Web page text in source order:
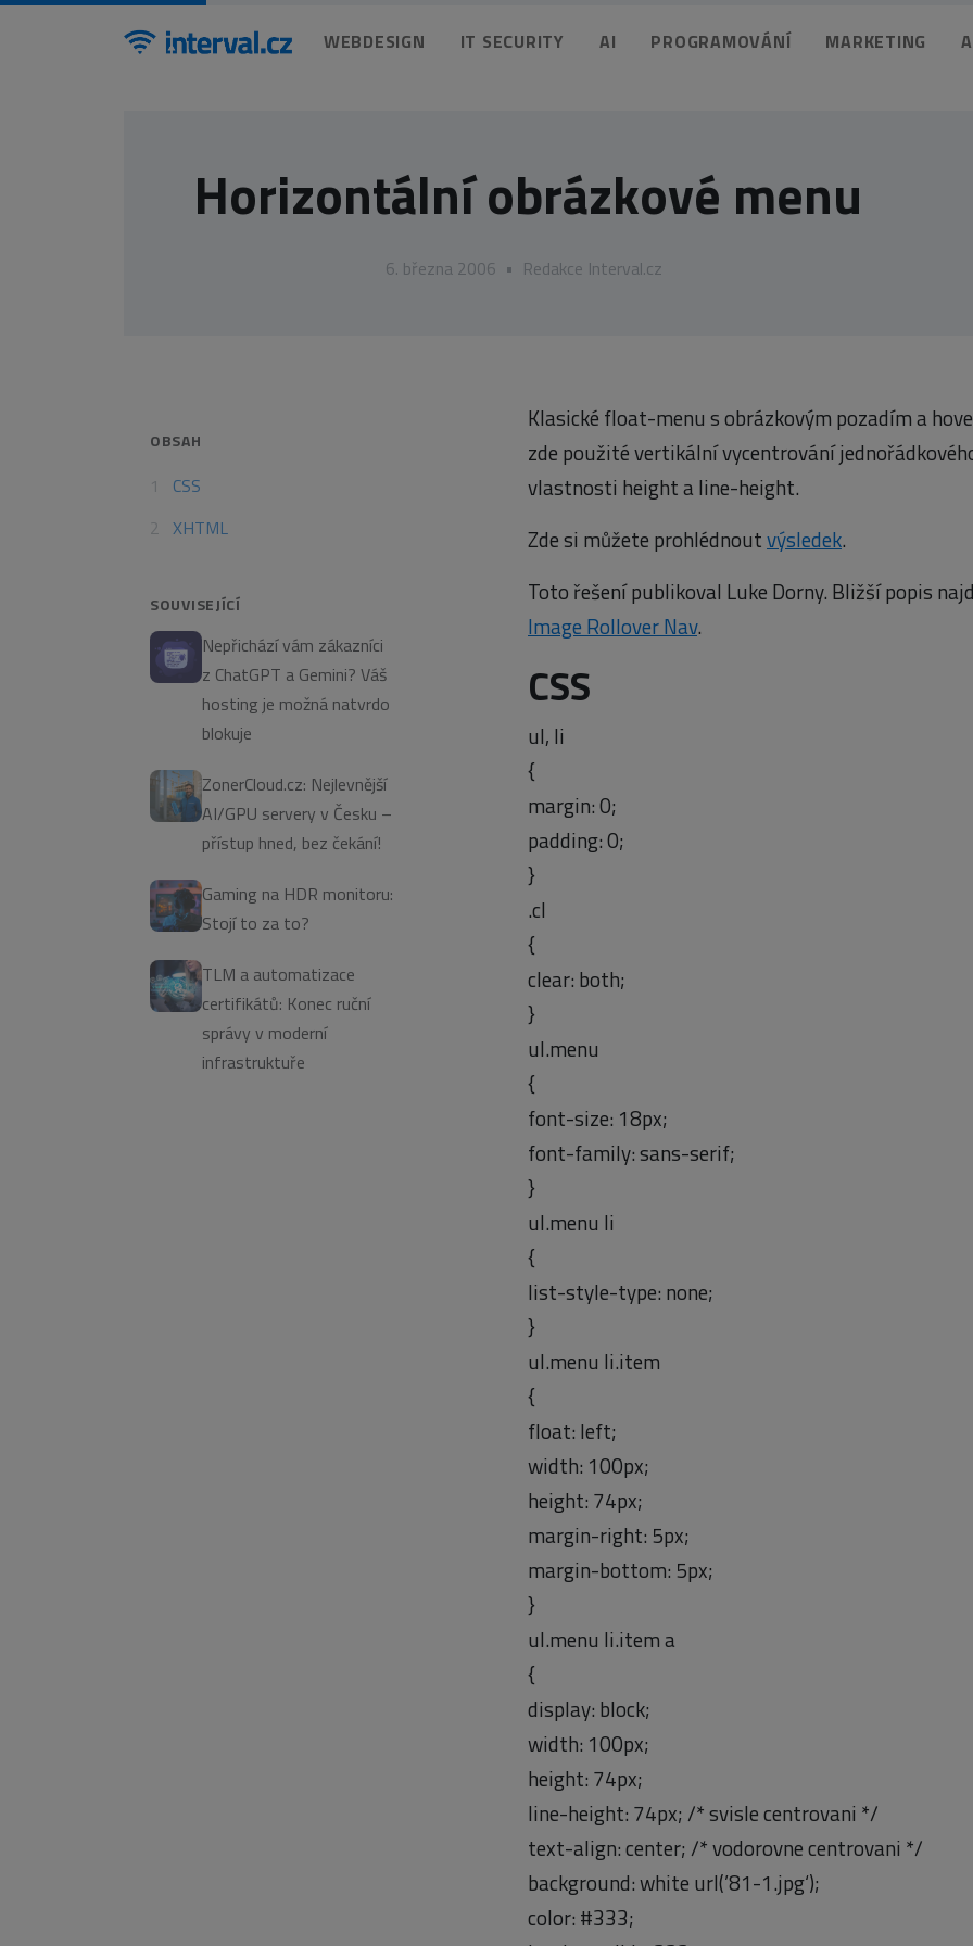
WEBDESIGN IT SECURITY AI PROGRAMOVÁNÍ MARKETING
Horizontální obrázkové menu
6. března 2006 • Redakce Interval.cz
OBSAH
CSS
XHTML
SOUVISEJÍCÍ
Nepřichází vám zákazníci
z ChatGPT a Gemini? Váš
hosting je možná natvrdo
blokuje
ZonerCloud.cz: Nejlevnější
AI/GPU servery v Česku –
přístup hned, bez čekání!
Gaming na HDR monitoru:
Stojí to za to?
TLM a automatizace
certifikátů: Konec ruční
správy v moderní
infrastruktuře
Klasické float-menu s obrázkovým pozadím a
zde použité vertikální vycentrování
vlastnosti height a line-height.
Zde si můžete prohlédnoutvýsledek.
Toto řešení publikoval Luke Dorny. Bližší popis
Image Rollover Nav.
CSS
ul, li
{
margin: 0;
padding: 0;
}
.cl
{
clear: both;
}
ul.menu
{
font-size: 18px;
font-family: sans-serif;
}
ul.menu li
{
list-style-type: none;
}
ul.menu li.item
{
float: left;
width: 100px;
height: 74px;
margin-right: 5px;
margin-bottom: 5px;
}
ul.menu li.item a
{
display: block;
width: 100px;
height: 74px;
line-height: 74px; /* svisle centrovani */
text-align: center; /* vodorovne centrovani */
background: white url(’81-1.jpg‘);
color: #333;